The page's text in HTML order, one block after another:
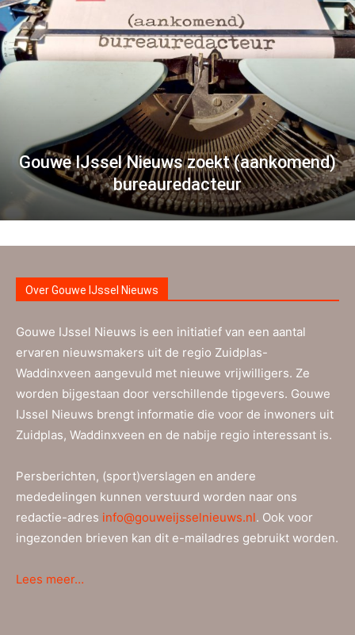
Gouwe IJssel Nieuws zoekt (aankomend)
bureauredacteur
Over Gouwe IJssel Nieuws
Gouwe IJssel Nieuws is een initiatief van een aantal
ervaren nieuwsmakers uit de regio Zuidplas-
Waddinxveen aangevuld met nieuwe vrijwilligers. Ze
worden bijgestaan door verschillende tipgevers. Gouwe
IJssel Nieuws brengt informatie die voor de inwoners uit
Zuidplas, Waddinxveen en de nabije regio interessant is.
Persberichten, (sport)verslagen en andere
mededelingen kunnen verstuurd worden naar ons
redactie-adres info@gouweijsselnieuws.nl. Ook voor
ingezonden brieven kan dit e-mailadres gebruikt worden.
Lees meer…